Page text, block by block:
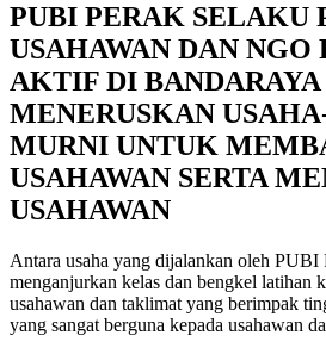
PUBI PERAK SELAKU
USAHAWAN DAN NGO
AKTIF DI
MENERUSKAN
MURNI UNTUK
USAHAWAN SERTA
USAHAWAN
Antara usaha yang dijalankan oleh PUBI
menganjurkan kelas dan bengkel latihan
usahawan dan taklimat yang berimpak
yang sangat berguna kepada usahawan